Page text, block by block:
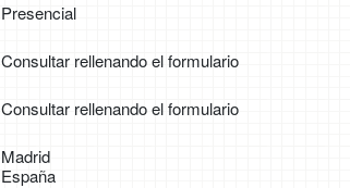
Presencial
Consultar rellenando el formulario
Consultar rellenando el formulario
Madrid
España